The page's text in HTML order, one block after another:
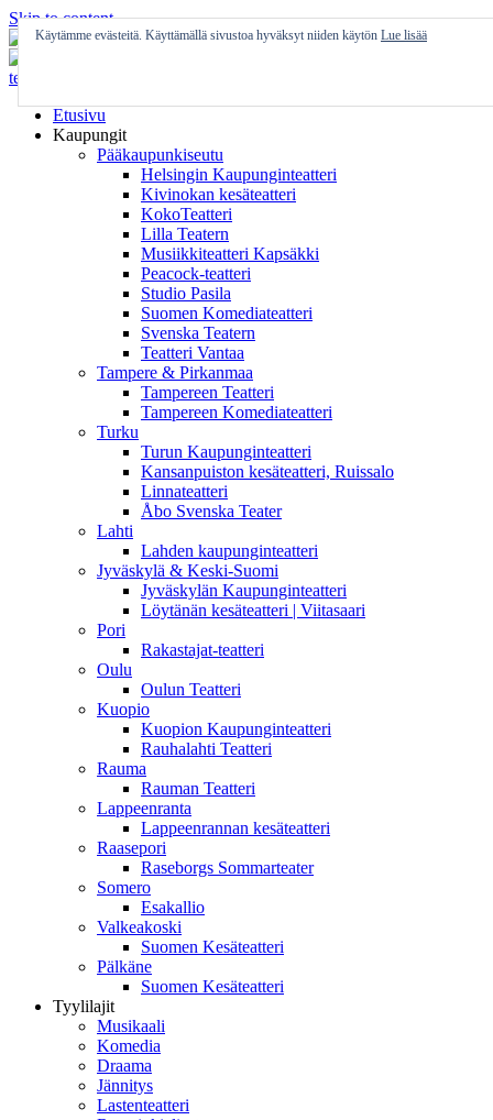
Skip to content
Etusivu
Kaupungit
Pääkaupunkiseutu
Helsingin Kaupunginteatteri
Kivinokan kesäteatteri
KokoTeatteri
Lilla Teatern
Musiikkiteatteri Kapsäkki
Peacock-teatteri
Studio Pasila
Suomen Komediateatteri
Svenska Teatern
Teatteri Vantaa
Tampere & Pirkanmaa
Tampereen Teatteri
Tampereen Komediateatteri
Turku
Turun Kaupunginteatteri
Kansanpuiston kesäteatteri, Ruissalo
Linnateatteri
Åbo Svenska Teater
Lahti
Lahden kaupunginteatteri
Jyväskylä & Keski-Suomi
Jyväskylän Kaupunginteatteri
Löytänän kesäteatteri | Viitasaari
Pori
Rakastajat-teatteri
Oulu
Oulun Teatteri
Kuopio
Kuopion Kaupunginteatteri
Rauhalahti Teatteri
Rauma
Rauman Teatteri
Lappeenranta
Lappeenrannan kesäteatteri
Raasepori
Raseborgs Sommarteater
Somero
Esakallio
Valkeakoski
Suomen Kesäteatteri
Pälkäne
Suomen Kesäteatteri
Tyylilajit
Musikaali
Komedia
Draama
Jännitys
Lastenteatteri
Käytämme evästeitä. Käyttämällä sivustoa hyväksyt niiden käytön Lue lisää